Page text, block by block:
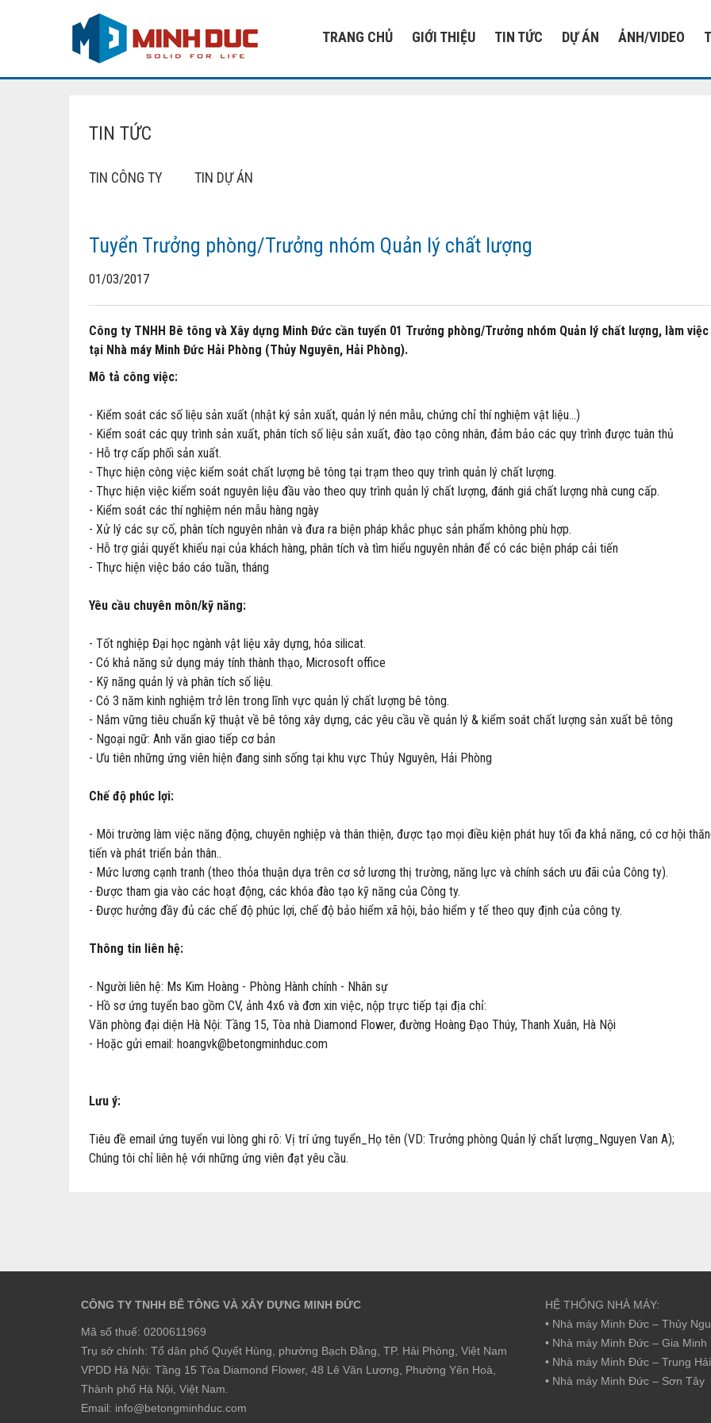
TRANG CHỦ GIỚI THIỆU TIN TỨC DỰ ÁN ẢNH/VIDEO
TIN TỨC
TIN CÔNG TY TIN DỰ ÁN
Tuyển Trưởng phòng/Trưởng nhóm Quản lý chất lượng
01/03/2017
Công ty TNHH Bê tông và Xây dựng Minh Đức cần tuyển 01 Trưởng phòng/Trưởng nhóm Quản lý chất lượng, làm việc
tại Nhà máy Minh Đức Hải Phòng (Thủy Nguyên, Hải Phòng).
Mô tả công việc:
- Kiểm soát các số liệu sản xuất (nhật ký sản xuất, quản lý nén mẫu, chứng chỉ thí nghiệm vật liệu…)
- Kiểm soát các quy trình sản xuất, phân tích số liệu sản xuất, đào tạo công nhân, đảm bảo các quy trình được tuân thủ
- Hỗ trợ cấp phối sản xuất.
- Thực hiện công việc kiểm soát chất lượng bê tông tại trạm theo quy trình quản lý chất lượng.
- Thực hiện việc kiểm soát nguyên liệu đầu vào theo quy trình quản lý chất lượng, đánh giá chất lượng nhà cung cấp.
- Kiểm soát các thí nghiệm nén mẫu hàng ngày
- Xử lý các sự cố, phân tích nguyên nhân và đưa ra biện pháp khắc phục sản phẩm không phù hợp.
- Hỗ trợ giải quyết khiếu nại của khách hàng, phân tích và tìm hiểu nguyên nhân để có các biện pháp cải tiến
- Thực hiện việc báo cáo tuần, tháng
Yêu cầu chuyên môn/kỹ năng:
- Tốt nghiệp Đại học ngành vật liệu xây dựng, hóa silicat.
- Có khả năng sử dụng máy tính thành thạo, Microsoft office
- Kỹ năng quản lý và phân tích số liệu.
- Có 3 năm kinh nghiệm trở lên trong lĩnh vực quản lý chất lượng bê tông.
- Nắm vững tiêu chuẩn kỹ thuật về bê tông xây dựng, các yêu cầu về quản lý & kiểm soát chất lượng sản xuất bê tông
- Ngoại ngữ: Anh văn giao tiếp cơ bản
- Ưu tiên những ứng viên hiện đang sinh sống tại khu vực Thủy Nguyên, Hải Phòng
Chế độ phúc lợi:
- Môi trường làm việc năng động, chuyên nghiệp và thân thiện, được tạo mọi điều kiện phát huy tối đa khả năng, có cơ hội
tiến và phát triển bản thân..
- Mức lương cạnh tranh (theo thỏa thuận dựa trên cơ sở lương thị trường, năng lực và chính sách ưu đãi của Công ty).
- Được tham gia vào các hoạt động, các khóa đào tạo kỹ năng của Công ty.
- Được hưởng đầy đủ các chế độ phúc lợi, chế độ bảo hiểm xã hội, bảo hiểm y tế theo quy định của công ty.
Thông tin liên hệ:
- Người liên hệ: Ms Kim Hoàng - Phòng Hành chính - Nhân sự
- Hồ sơ ứng tuyển bao gồm CV, ảnh 4x6 và đơn xin việc, nộp trực tiếp tại địa chỉ:
Văn phòng đại diện Hà Nội: Tầng 15, Tòa nhà Diamond Flower, đường Hoàng Đạo Thúy, Thanh Xuân, Hà Nội
- Hoặc gửi email: hoangvk@betongminhduc.com
Lưu ý:
Tiêu đề email ứng tuyển vui lòng ghi rõ: Vị trí ứng tuyển_Họ tên (VD: Trưởng phòng Quản lý chất lượng_Nguyen Van A);
Chúng tôi chỉ liên hệ với những ứng viên đạt yêu cầu.
CÔNG TY TNHH BÊ TÔNG VÀ XÂY DỰNG MINH ĐỨC
Mã số thuế: 0200611969
Trụ sở chính: Tổ dân phố Quyết Hùng, phường Bạch Đằng, TP. Hải Phòng, Việt Nam
VPDD Hà Nội: Tầng 15 Tòa Diamond Flower, 48 Lê Văn Lương, Phường Yên Hoà,
Thành phố Hà Nội, Việt Nam.
Email: info@betongminhduc.com
HỆ THỐNG NHÀ MÁY:
• Nhà máy Minh Đức – Thủy
• Nhà máy Minh Đức – Gia Minh
• Nhà máy Minh Đức – Trung Hải
• Nhà máy Minh Đức – Sơn Tây